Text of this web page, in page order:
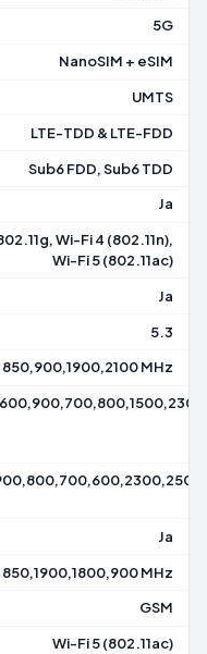
5G
NanoSIM + eSIM
UMTS
LTE-TDD & LTE-FDD
Sub6 FDD, Sub6 TDD
Ja
Wi-Fi 4 (802.11n),
Wi-Fi 5 (802.11ac)
Ja
5.3
850,900,1900,2100 MHz
Ja
850,1900,1800,900 MHz
GSM
Wi-Fi 5 (802.11ac)